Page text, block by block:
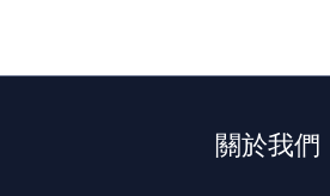
關於我們